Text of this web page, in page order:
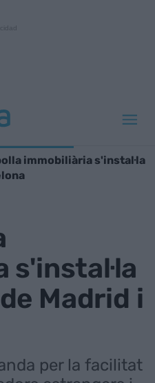
immobiliària s'instal·la
s'instal·la
Madrid i
per la facilitat